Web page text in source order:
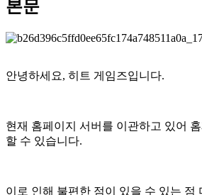
본문
안녕하세요, 히트 게임즈입니다.
현재 홈페이지 서버를 이관하고 있어
할 수 있습니다.
이로 인해 불편한 점이 있을 수 있는 점